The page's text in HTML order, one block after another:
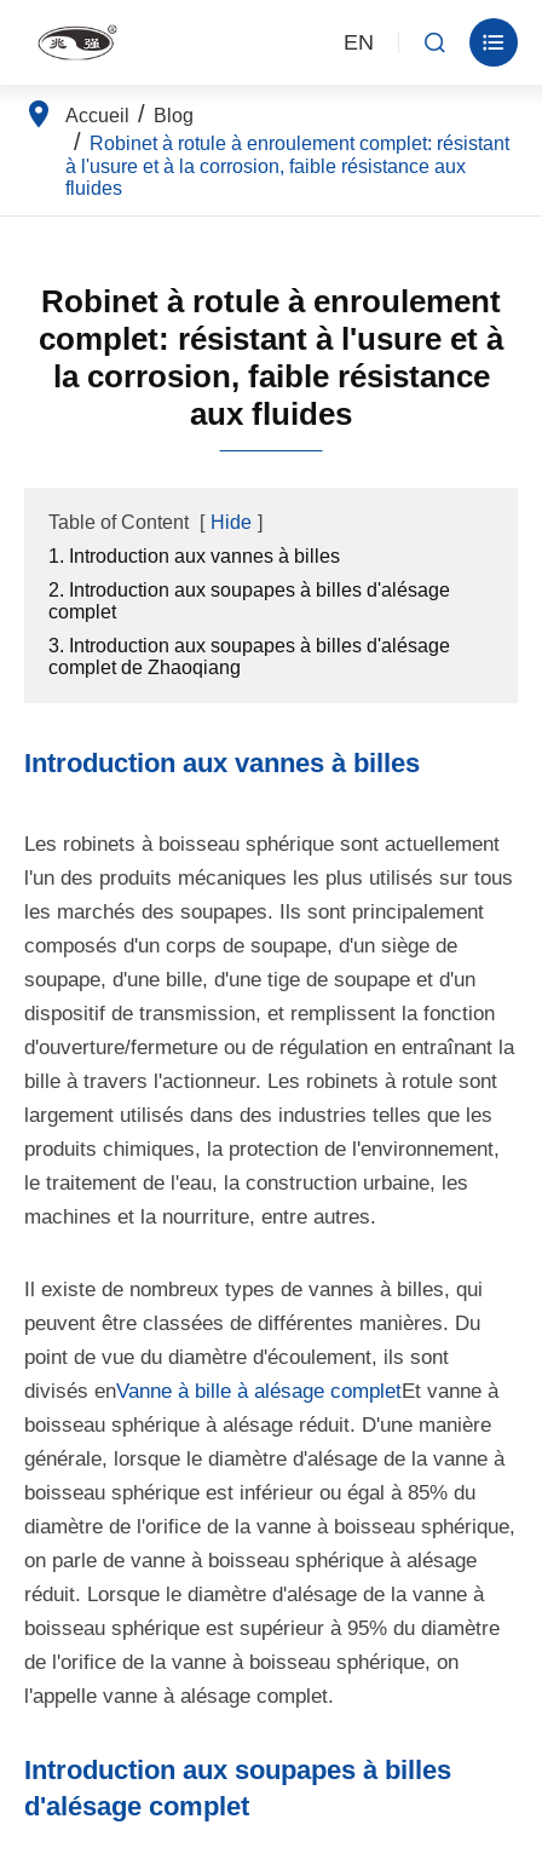
EN  
Accueil
Blog
Robinet à rotule à enroulement complet: résistant
à l'usure et à la corrosion, faible résistance aux
fluides
Robinet à rotule à enroulement
complet: résistant à l'usure et à
la corrosion, faible résistance
aux fluides
Table of Content [ Hide ]
1. Introduction aux vannes à billes
2. Introduction aux soupapes à billes d'alésage
complet
3. Introduction aux soupapes à billes d'alésage
complet de Zhaoqiang
Introduction aux vannes à billes
Les robinets à boisseau sphérique sont actuellement
l'un des produits mécaniques les plus utilisés sur tous
les marchés des soupapes. Ils sont principalement
composés d'un corps de soupape, d'un siège de
soupape, d'une bille, d'une tige de soupape et d'un
dispositif de transmission, et remplissent la fonction
d'ouverture/fermeture ou de régulation en entraînant la
bille à travers l'actionneur. Les robinets à rotule sont
largement utilisés dans des industries telles que les
produits chimiques, la protection de l'environnement,
le traitement de l'eau, la construction urbaine, les
machines et la nourriture, entre autres.
Il existe de nombreux types de vannes à billes, qui
peuvent être classées de différentes manières. Du
point de vue du diamètre d'écoulement, ils sont
divisés enVanne à bille à alésage completEt vanne à
boisseau sphérique à alésage réduit. D'une manière
générale, lorsque le diamètre d'alésage de la vanne à
boisseau sphérique est inférieur ou égal à 85% du
diamètre de l'orifice de la vanne à boisseau sphérique,
on parle de vanne à boisseau sphérique à alésage
réduit. Lorsque le diamètre d'alésage de la vanne à
boisseau sphérique est supérieur à 95% du diamètre
de l'orifice de la vanne à boisseau sphérique, on
l'appelle vanne à alésage complet.
Introduction aux soupapes à billes
d'alésage complet